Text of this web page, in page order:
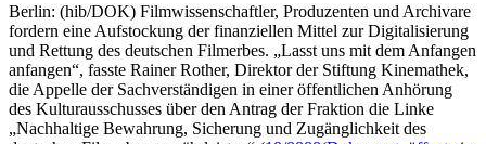
Berlin: (hib/DOK) Filmwissenschaftler, Produzenten und Archivare
fordern eine Aufstockung der finanziellen Mittel zur Digitalisierung
und Rettung des deutschen Filmerbes. „Lasst uns mit dem Anfangen
anfangen“, fasste Rainer Rother, Direktor der Stiftung Kinemathek,
die Appelle der Sachverständigen in einer öffentlichen Anhörung
des Kulturausschusses über den Antrag der Fraktion die Linke
„Nachhaltige Bewahrung, Sicherung und Zugänglichkeit des